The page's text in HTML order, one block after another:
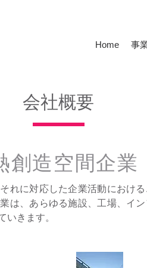
Home 事
会社概要
創造空間企業
れに対応した企業活動におけ
は、あらゆる施設、工場、イ
きます。